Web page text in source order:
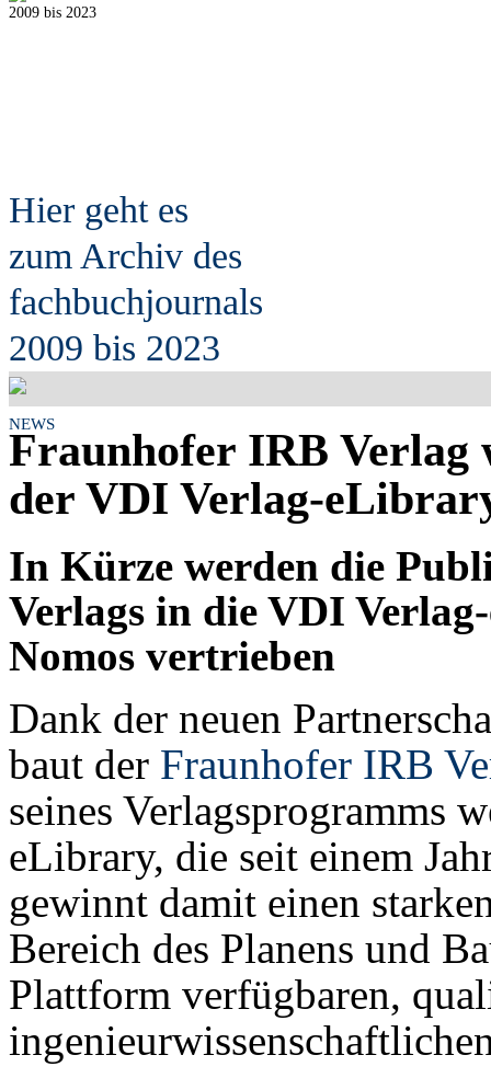
2009 bis 2023
Hier geht es
zum Archiv des
fachbuchjournals
2009 bis 2023
NEWS
Fraunhofer IRB Verlag
der VDI Verlag-
In Kürze werden die
Verlags in die VDI
Nomos vertrieben
Dank der neuen
baut der Fraunhofer IRB
seines Verlagsprogramms
eLibrary, die seit einem
gewinnt damit einen
Bereich des Planens und
Plattform verfügbaren,